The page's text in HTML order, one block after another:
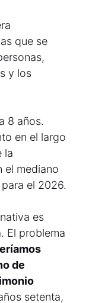
que se
y los
8 años.
en el largo
la
el mediano
el 2026.
es
El problema
de
setenta,